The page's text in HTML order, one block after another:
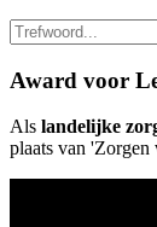
Award voor
Als landelijke
plaats van 'Zorgen